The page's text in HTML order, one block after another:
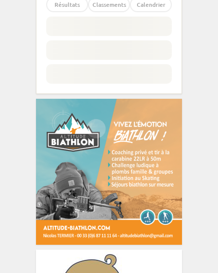
Résultats Classements Calendrier